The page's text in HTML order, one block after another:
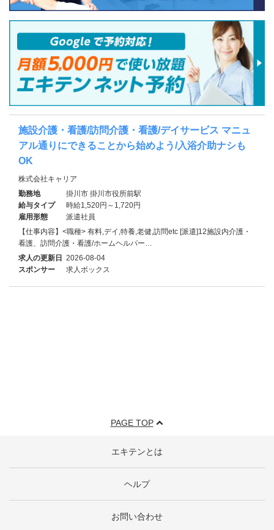
施設介護・看護/訪問介護・看護/デイサービス マニュ
アル通りにできることから始めよう/入浴介助ナシも
OK
株式会社キャリア
勤務地
掛川市 掛川市役所前駅
給与タイプ
時給1,520円～1,720円
雇用形態
派遣社員
【仕事内容】<職種> 有料,デイ,特養,老健,訪問etc [派遣]12施設内介護・
看護、訪問介護・看護/ホームヘルパー…
求人の更新日 2026-08-04
スポンサー
求人ボックス
PAGE TOP
エキテンとは
ヘルプ
お問い合わせ